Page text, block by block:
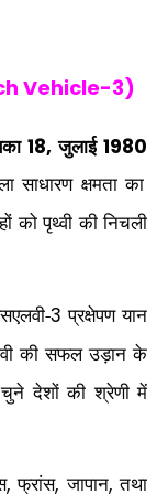
Vehicle-3)
18,जुलाई1980
साधारण क्षमता का
को पृथ्वी की निचली
3 प्रक्षेपण यान
की सफल उड़ान के
देशों की श्रेणी में
,फ्रांस,जापान,तथा